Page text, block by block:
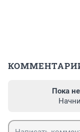
Пока